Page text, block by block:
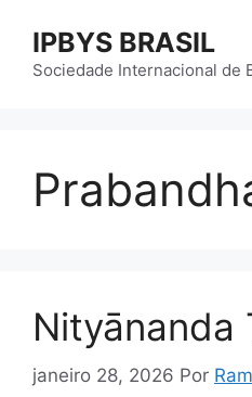
paraIPBYS BRASIL
Sociedade Internacional de
Nityānanda
janeiro 28, 2026 Por